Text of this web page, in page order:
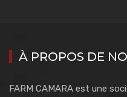
À PROPOS DE
FARM CAMARA est une